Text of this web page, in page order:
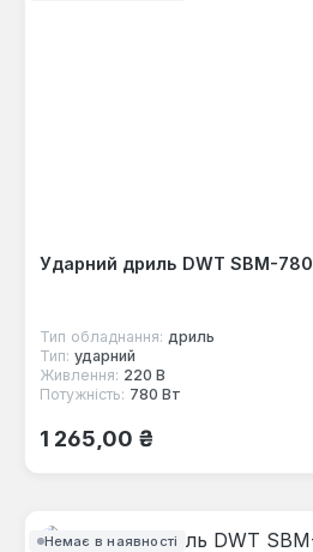
Ударний дриль DWT SBM-780
Тип обладнання: дриль
Тип: ударний
Живлення: 220 В
Потужність: 780 Вт
Звичайна ціна:
1 265,00 ₴
Немає в наявності